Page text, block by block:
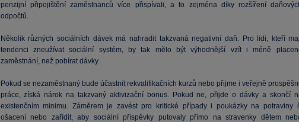
penzijní připojištění zaměstnanců více přispívali, a to zejména díky rozšíření
odpočtů.
Několik různých sociálních dávek má nahradit takzvaná negativní daň. Pro lidi, kteří
tendenci zneužívat sociální systém, by tak mělo být výhodnější vzít i méně
zaměstnání, než pobírat dávky.
Pokud se nezaměstnaný bude účastnit rekvalifikačních kurzů nebo přijme i veřejně
práce, získá nárok na takzvaný aktivizační bonus. Pokud ne, přijde o dávky a skončí
existenčním minimu. Záměrem je zavést pro kritické případy i poukázky na potraviny
ošacení nebo zařídit, aby sociální příspěvky putovaly přímo na stravenky dětem